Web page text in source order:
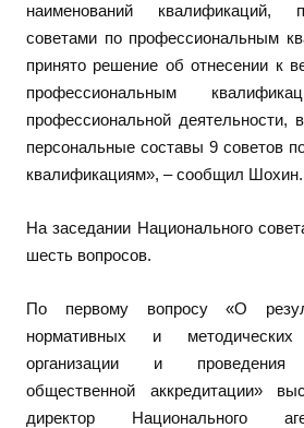
наименований квалификаций,
советами по профессиональным
принято решение об отнесении к
профессиональным
профессиональной деятельности,
персональные составы 9 советов
квалификациям», – сообщил Шохин.
На заседании Национального
шесть вопросов.
По первому вопросу «О
нормативных и
организации и проведения
общественной аккредитации»
директор Национального